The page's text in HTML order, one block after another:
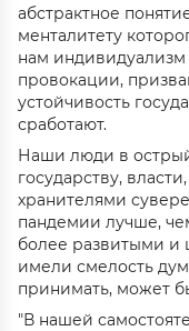
абстрактное
менталитету
нам
провокации,
устойчивость
сработают.
Наши люди в
государству,
хранителями
пандемии лучше,
более развитыми и
имели смелость
принимать, может
"В нашей